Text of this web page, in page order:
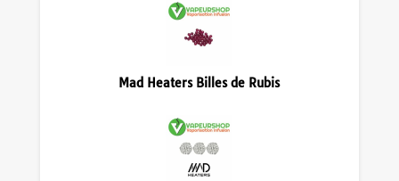
Mad Heaters Billes de Rubis